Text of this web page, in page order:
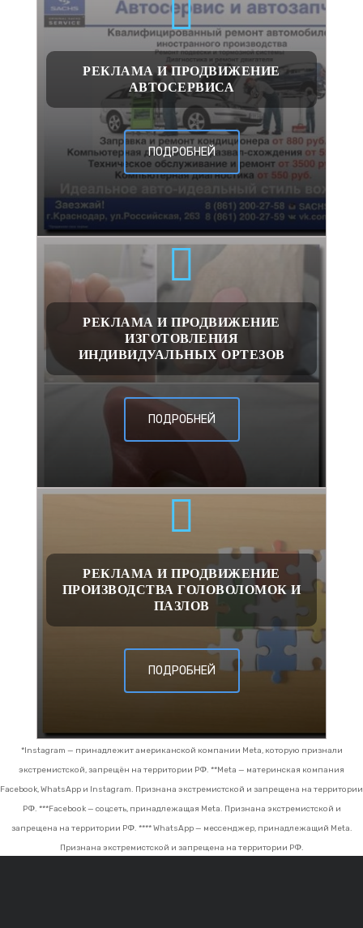
РЕКЛАМА И ПРОДВИЖЕНИЕ
АВТОСЕРВИСА
ПОДРОБНЕЙ
РЕКЛАМА И ПРОДВИЖЕНИЕ
ИЗГОТОВЛЕНИЯ
ИНДИВИДУАЛЬНЫХ ОРТЕЗОВ
ПОДРОБНЕЙ
РЕКЛАМА И ПРОДВИЖЕНИЕ
ПРОИЗВОДСТВА ГОЛОВОЛОМОК И
ПАЗЛОВ
ПОДРОБНЕЙ
*Instagram — принадлежит американской компании Meta, которую признали
экстремистской, запрещён на территории РФ. **Meta — материнская компания
Facebook, WhatsApp и Instagram. Признана экстремистской и запрещена на территории
РФ. ***Facebook — соцсеть, принадлежащая Meta. Признана экстремистской и
запрещена на территории РФ. **** WhatsApp — мессенджер, принадлежащий Meta.
Признана экстремистской и запрещена на территории РФ.